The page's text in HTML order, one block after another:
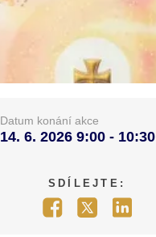
Datum konání akce
14. 6. 2026 9:00 - 10:30
SDÍLEJTE: